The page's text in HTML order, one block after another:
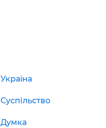
Україна
Суспільство
Думка